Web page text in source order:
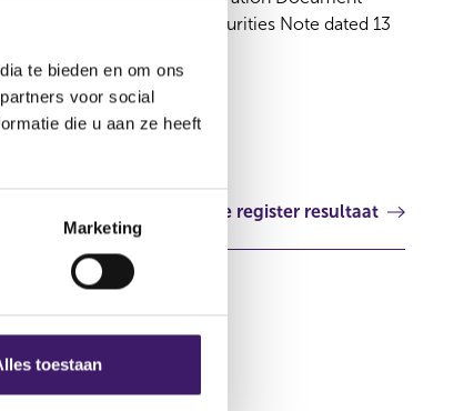
te bieden en om ons
voor social
die u aan ze heeft
Marketing
toestaan
21 September 2021 - Securities Note dated 13
Volgende register resultaat